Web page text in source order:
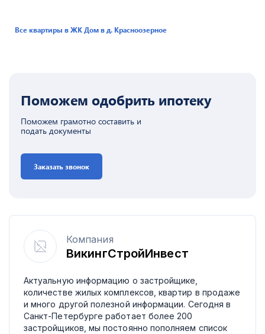
Все квартиры в ЖК Дом в д. Красноозерное
Поможем одобрить ипотеку
Поможем грамотно составить и
подать документы
Заказать звонок
Компания
ВикингСтройИнвест
Актуальную информацию о застройщике,
количестве жилых комплексов, квартир в продаже
и много другой полезной информации. Сегодня в
Санкт-Петербурге работает более 200
застройщиков, мы постоянно пополняем список